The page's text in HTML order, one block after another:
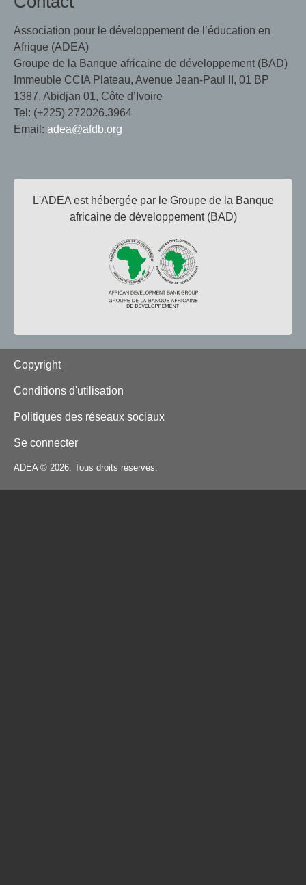
Association pour le développement de l’éducation en
Afrique (ADEA)
Groupe de la Banque africaine de développement (BAD)
Immeuble CCIA Plateau, Avenue Jean-Paul II, 01 BP
1387, Abidjan 01, Côte d’Ivoire
Tel: (+225) 272026.3964
Email: adea@afdb.org
L'ADEA est hébergée par le Groupe de la Banque
africaine de développement (BAD)
Footer
Copyright
Conditions d'utilisation
Politiques des réseaux sociaux
Se connecter
ADEA © 2026. Tous droits réservés.